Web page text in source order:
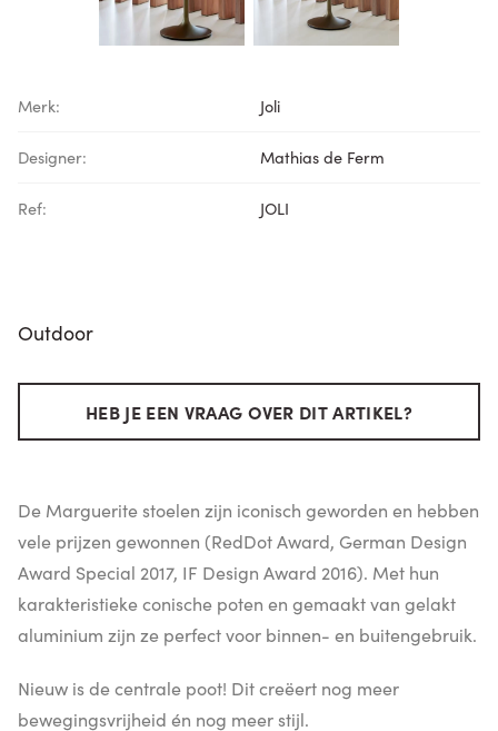
Merk: Joli
Designer: Mathias de Ferm
Ref: JOLI
Outdoor
HEB JE EEN VRAAG OVER DIT ARTIKEL?
De Marguerite stoelen zijn iconisch geworden en hebben
vele prijzen gewonnen (RedDot Award, German Design
Award Special 2017, IF Design Award 2016). Met hun
karakteristieke conische poten en gemaakt van gelakt
aluminium zijn ze perfect voor binnen- en buitengebruik.
Nieuw is de centrale poot! Dit creëert nog meer
bewegingsvrijheid én nog meer stijl.